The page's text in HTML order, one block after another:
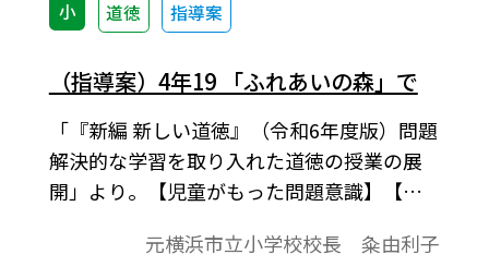
小 道徳 指導案
（指導案）4年19 「ふれあいの森」で
「『新編 新しい道徳』（令和6年度版）問題
解決的な学習を取り入れた道徳の授業の展
開」より。【児童がもった問題意識】【今
題】、展開などで1時間の学習指導案を構成
元横浜市立小学校校長 粂由利子